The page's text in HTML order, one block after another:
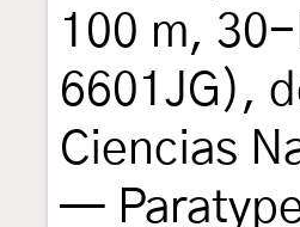
100 m,
6601JG),
Ciencias
—